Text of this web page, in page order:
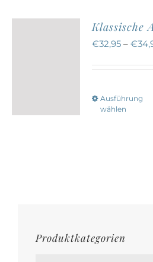
Klassische
€32,95 – €
Ausführung
wählen
Produktkategorien